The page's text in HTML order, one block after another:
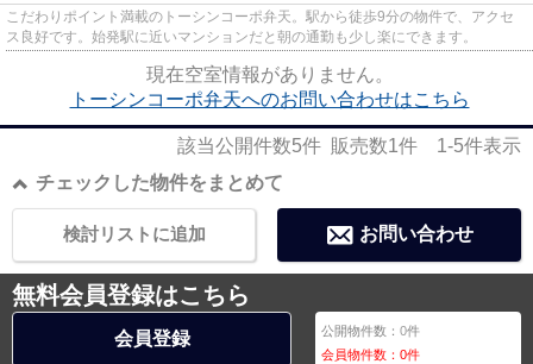
こだわりポイント満載のトーシンコーポ弁天。駅から徒歩9分の物件で、アクセ
ス良好です。始発駅に近いマンションだと朝の通勤も少し楽にできます。
現在空室情報がありません。
トーシンコーポ弁天へのお問い合わせはこちら
該当公開件数5件 販売数1件 1-5件表示
チェックした物件をまとめて
お問い合わせ
検討リストに追加
無料会員登録はこちら
会員登録 公開物件数：0件
会員物件数：0件